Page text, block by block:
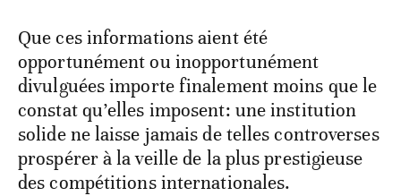
Que ces informations aient été
opportunément ou inopportunément
divulguées importe finalement moins que le
constat qu’elles imposent: une institution
solide ne laisse jamais de telles controverses
prospérer à la veille de la plus prestigieuse
des compétitions internationales.